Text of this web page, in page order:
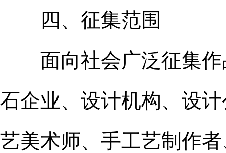
四、征集范围
面向社会广泛征集作
石企业、设计机构、设
艺美术师、手工艺制作